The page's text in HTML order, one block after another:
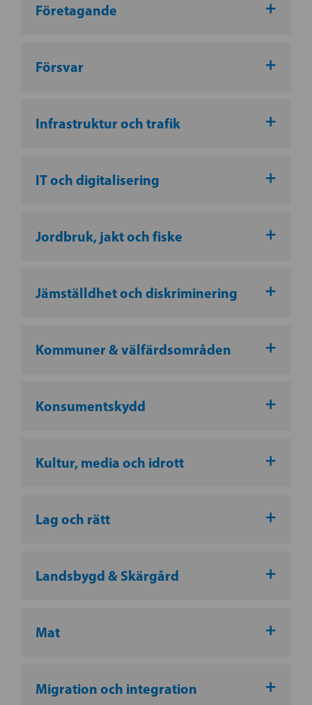
Företagande
Försvar
Infrastruktur och trafik
IT och digitalisering
Jordbruk, jakt och fiske
Jämställdhet och diskriminering
Kommuner & välfärdsområden
Konsumentskydd
Kultur, media och idrott
Lag och rätt
Landsbygd & Skärgård
Mat
Migration och integration